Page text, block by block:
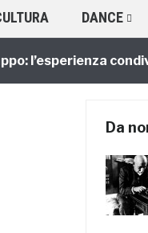
DANCE
condivisa
Da